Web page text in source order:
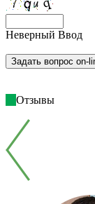
Неверный Ввод
Отзывы